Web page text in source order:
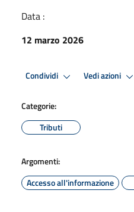
Data :
12 marzo 2026
Condividi Vedi azioni
Categorie:
Tributi
Argomenti:
Accesso all'informazione